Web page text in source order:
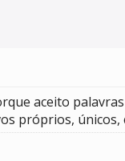
aceito
próprios,